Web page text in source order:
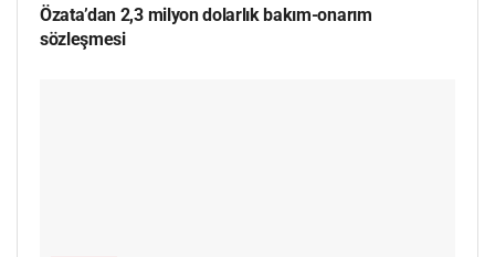
Özata’dan 2,3 milyon dolarlık bakım-onarım
sözleşmesi